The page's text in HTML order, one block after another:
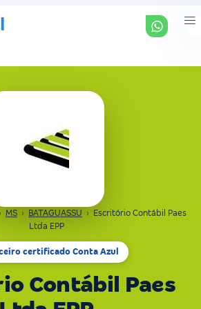
› MS › BATAGUASSU ›
Escritório Contábil Paes
Ltda EPP
certificado Conta Azul
Contábil Paes